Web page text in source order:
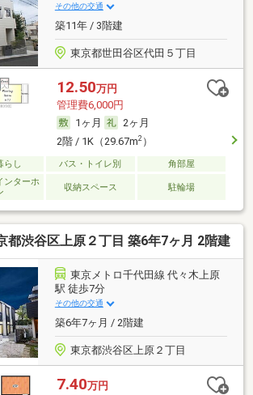
その他の交通
築11年 / 3階建
東京都世田谷区代田５丁目
12.50万円
管理費6,000円
1ヶ月
2ヶ月
2階 / 1K（29.67m2）
らし バス・トイレ別
角部屋
ンターホ
収納スペース 駐輪場
都渋谷区上原２丁目 築6年7ヶ月 2階建
東京メトロ千代田線 代々木上原
駅 徒歩7分
その他の交通
築6年7ヶ月 / 2階建
東京都渋谷区上原２丁目
7.40万円